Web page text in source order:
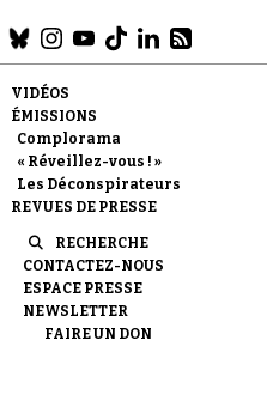
don
VIDÉOS
ÉMISSIONS
Complorama
« Réveillez-vous ! »
Les Déconspirateurs
REVUES DE PRESSE
RECHERCHE
CONTACTEZ-NOUS
ESPACE PRESSE
NEWSLETTER
FAIRE UN DON